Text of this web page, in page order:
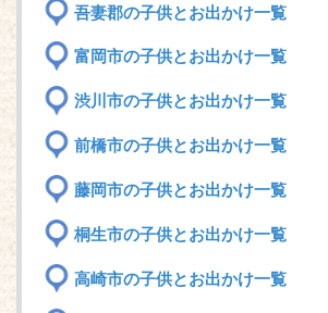
吾妻郡の子供とお出かけ一覧
富岡市の子供とお出かけ一覧
渋川市の子供とお出かけ一覧
前橋市の子供とお出かけ一覧
藤岡市の子供とお出かけ一覧
桐生市の子供とお出かけ一覧
高崎市の子供とお出かけ一覧